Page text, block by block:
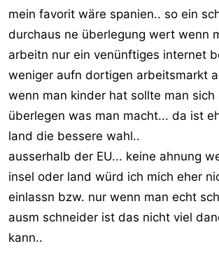
mein favorit wäre spanien.. so ein
durchaus ne überlegung wert wenn
arbeitn nur ein venünftiges internet
weniger aufn dortigen arbeitsmarkt
wenn man kinder hat sollte man sich
überlegen was man macht... da ist
land die bessere wahl..
ausserhalb der EU... keine ahnung
insel oder land würd ich mich eher
einlassn bzw. nur wenn man echt
ausm schneider ist das nicht viel
kann..